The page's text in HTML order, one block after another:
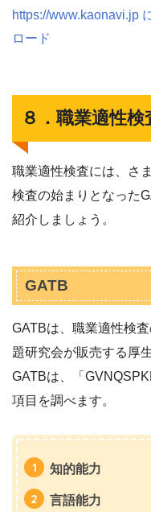
https://www.kaonavi.jp
ロード
８．職業適性
職業適性検査には、さ
検査の始まりとなった
紹介しましょう。
GATB
GATBは、職業適性検
題研究会が販売する厚
GATBは、「
項目を調べます。
知的能力
言語能力